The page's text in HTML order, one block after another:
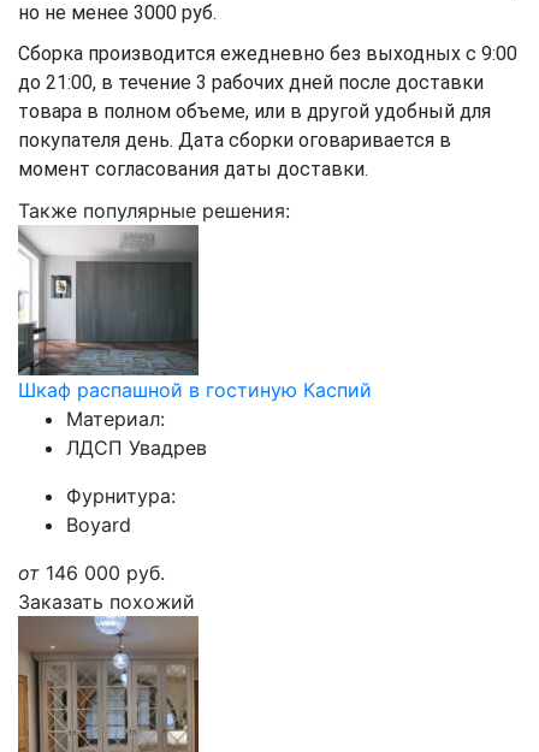
но не менее 3000 руб.
Сборка производится ежедневно без выходных с 9:00
до 21:00, в течение 3 рабочих дней после доставки
товара в полном объеме, или в другой удобный для
покупателя день. Дата сборки оговаривается в
момент согласования даты доставки.
Также популярные решения:
Шкаф распашной в гостиную Каспий
Материал:
ЛДСП Увадрев
Фурнитура:
Boyard
от 146 000 руб.
Заказать похожий